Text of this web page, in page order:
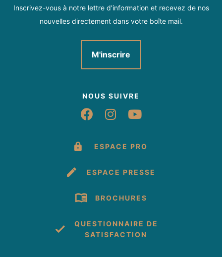
Inscrivez-vous à notre lettre d'information et recevez de nos
nouvelles directement dans votre boîte mail.
M'inscrire
NOUS SUIVRE
Suivez-nous sur
Suivez-nous sur
Suivez-nous
ESPACE PRO
ESPACE PRESSE
BROCHURES
QUESTIONNAIRE DE
SATISFACTION